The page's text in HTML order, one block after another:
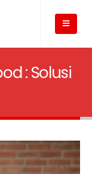
: Solusi